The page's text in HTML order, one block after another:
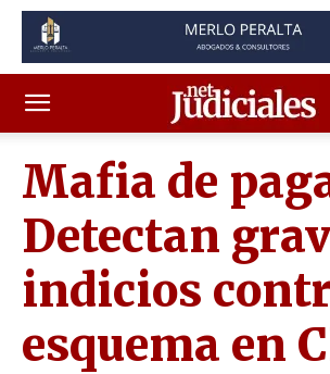
Mafia de
Detectan
indicios
esquema en